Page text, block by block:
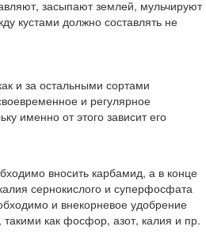
засыпают землей, мульчируют
кустами должно составлять не
и за остальными сортами
и регулярное
именно от этого зависит его
вносить карбамид, а в конце
сернокислого и суперфосфата
и внекорневое удобрение
как фосфор, азот, калия и пр.